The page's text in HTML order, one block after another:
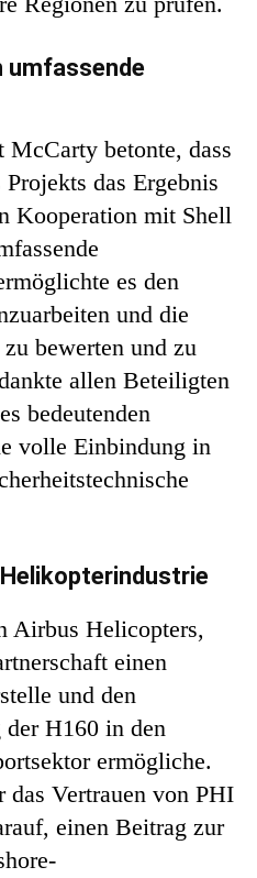
umfassende
betonte, dass
das Ergebnis
Kooperation mit Shell
es den
und die
bewerten und zu
allen Beteiligten
bedeutenden
volle Einbindung in
Airbus Helicopters,
einen
und den
H160 in den
ermögliche.
Vertrauen von PHI
einen Beitrag zur